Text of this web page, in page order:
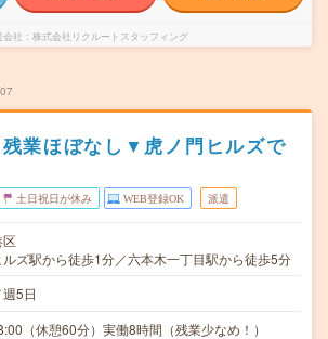
社 株式会社リクルートスタッフィング
業ほぼなし▼虎ノ門ヒルズで
土日祝日が休み WEB登録OK 派遣
区
ルズ駅から徒歩1分／六本木一丁目駅から徒歩5分
5日
（休憩60分）実働8時間（残業少なめ！）